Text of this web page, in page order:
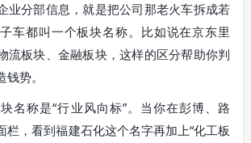
业分部信息，就是把公司那老火车拆成若
车都叫一个板块名称。比如说在京东里
流板块、金融板块，这样的区分帮助你判
势。
名称是“行业风向标”。当你在彭博、路
栏，看到福建石化这个名字再加上“化工板